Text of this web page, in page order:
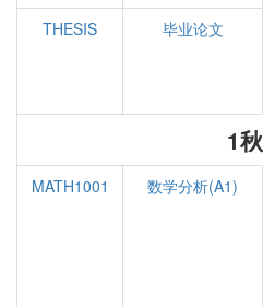
THESIS
毕业论文
1秋
MATH1001 数学分析(A1)